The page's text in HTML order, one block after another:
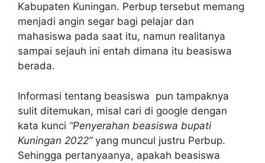
Kabupaten Kuningan. Perbup tersebut memang
menjadi angin segar bagi pelajar dan
mahasiswa pada saat itu, namun realitanya
sampai sejauh ini entah dimana itu beasiswa
berada.
Informasi tentang beasiswa pun tampaknya
sulit ditemukan, misal cari di google dengan
kata kunci “Penyerahan beasiswa bupati
Kuningan 2022”yang muncul justru Perbup.
Sehingga pertanyaanya, apakah beasiswa